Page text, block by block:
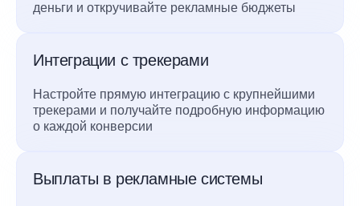
деньги и откручивайте рекламные бюджеты
Интеграции с трекерами
Настройте прямую интеграцию с крупнейшими
трекерами и получайте подробную информацию
о каждой конверсии
Выплаты в рекламные системы